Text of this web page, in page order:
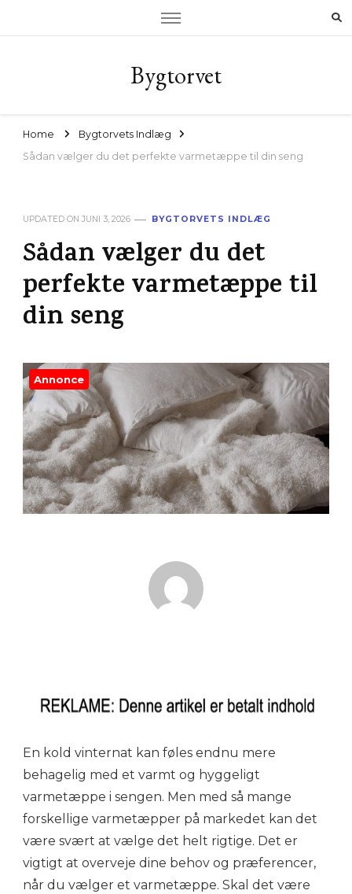
Bygtorvet
Home
Bygtorvets Indlæg
Sådan vælger du det perfekte varmetæppe til din seng
UPDATED ON JUNI 3, 2026 BYGTORVETS INDLÆG
Sådan vælger du det
perfekte varmetæppe til
din seng
Annonce
En kold vinternat kan føles endnu mere
behagelig med et varmt og hyggeligt
varmetæppe i sengen. Men med så mange
forskellige varmetæpper på markedet kan det
være svært at vælge det helt rigtige. Det er
vigtigt at overveje dine behov og præferencer,
når du vælger et varmetæppe. Skal det være